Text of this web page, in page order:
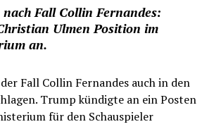
nach Fall Collin Fernandes:
Ulmen Position im
an.
Fall Collin Fernandes auch in den
Trump kündigte an ein Posten
für den Schauspieler